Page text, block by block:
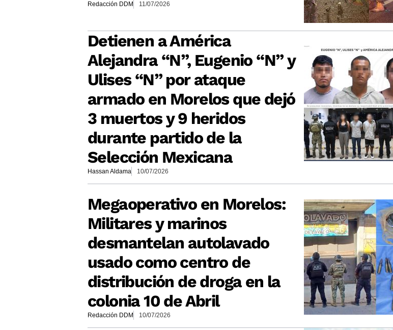
Redacción DDM 11/07/2026
Detienen a América
Alejandra “N”, Eugenio “N” y
Ulises “N” por ataque
armado en Morelos que dejó
3 muertos y 9 heridos
durante partido de la
Selección Mexicana
Hassan Aldama 10/07/2026
Megaoperativo en Morelos:
Militares y marinos
desmantelan autolavado
usado como centro de
distribución de droga en la
colonia 10 de Abril
Redacción DDM 10/07/2026